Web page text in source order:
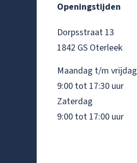
Openingstijden
Dorpsstraat 13
1842 GS Oterleek
Maandag t/m vrijdag
9:00 tot 17:30 uur
Zaterdag
9:00 tot 17:00 uur